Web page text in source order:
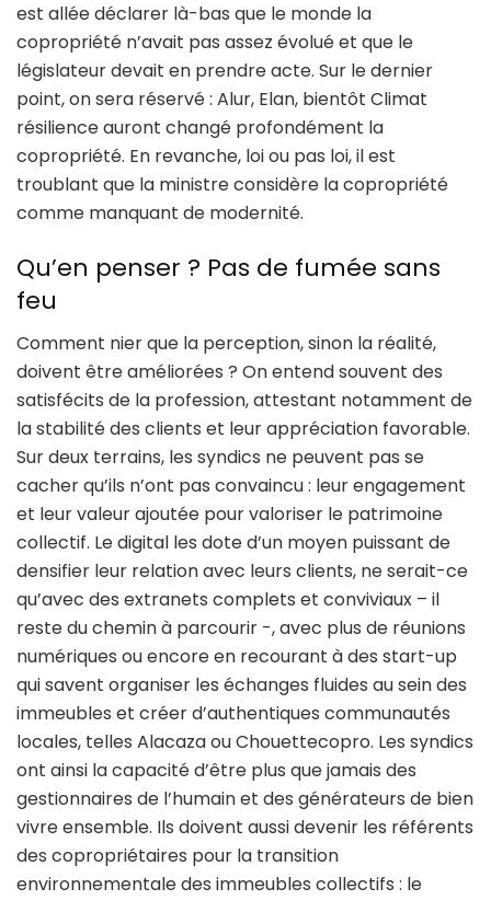
est allée déclarer là-bas que le monde la
copropriété n’avait pas assez évolué et que le
législateur devait en prendre acte. Sur le dernier
point, on sera réservé : Alur, Elan, bientôt Climat
résilience auront changé profondément la
copropriété. En revanche, loi ou pas loi, il est
troublant que la ministre considère la copropriété
comme manquant de modernité.
Qu’en penser ? Pas de fumée sans
feu
Comment nier que la perception, sinon la réalité,
doivent être améliorées ? On entend souvent des
satisfécits de la profession, attestant notamment de
la stabilité des clients et leur appréciation favorable.
Sur deux terrains, les syndics ne peuvent pas se
cacher qu’ils n’ont pas convaincu : leur engagement
et leur valeur ajoutée pour valoriser le patrimoine
collectif. Le digital les dote d’un moyen puissant de
densifier leur relation avec leurs clients, ne serait-ce
qu’avec des extranets complets et conviviaux – il
reste du chemin à parcourir -, avec plus de réunions
numériques ou encore en recourant à des start-up
qui savent organiser les échanges fluides au sein des
immeubles et créer d’authentiques communautés
locales, telles Alacaza ou Chouettecopro. Les syndics
ont ainsi la capacité d’être plus que jamais des
gestionnaires de l’humain et des générateurs de bien
vivre ensemble. Ils doivent aussi devenir les référents
des copropriétaires pour la transition
environnementale des immeubles collectifs : le